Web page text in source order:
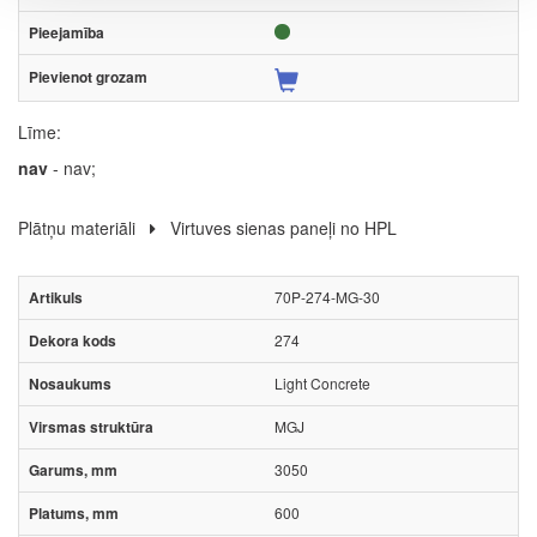
Līme:
nav - nav;
Plātņu materiāli Virtuves sienas paneļi no HPL
70P-274-MG-30
274
Light Concrete
MGJ
3050
600